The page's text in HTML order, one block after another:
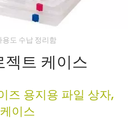
용도 수납 정리함
트 케이스
용지용 파일 상자,
이스